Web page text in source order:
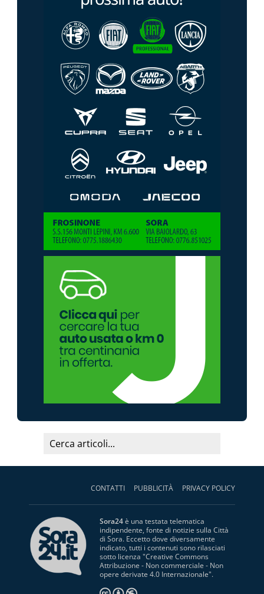
CONTATTI PUBBLICITÀ PRIVACY POLICY
Sora24è una testata telematica
indipendente, fonte di notizie sulla Città
di Sora. Eccetto dove diversamente
indicato, tutti i contenuti sono rilasciati
sotto licenza "Creative Commons
Attribuzione - Non commerciale - Non
opere derivate 4.0 Internazionale".